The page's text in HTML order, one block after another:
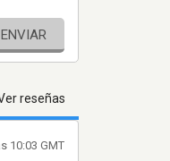
ENVIAR
reseñas
10:03 GMT